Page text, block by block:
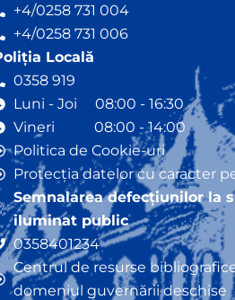
+4/0258 731 004
+4/0258 731 006
Locală
0358 919
Luni - Joi 08:00 - 16:30
Vineri 08:00 - 14:00
Politica de Cookie-uri
Protecția datelor cu caracter
Semnalarea defecțiunilor la
iluminat public
0358401234
Centrul de resurse
domeniul guvernării deschise